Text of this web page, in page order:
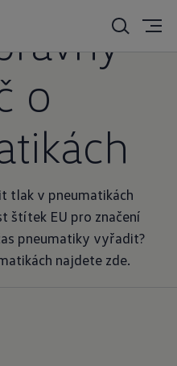
o
tlak v pneumatikách
štítek EU pro značení
pneumatiky vyřadit?
najdete zde.